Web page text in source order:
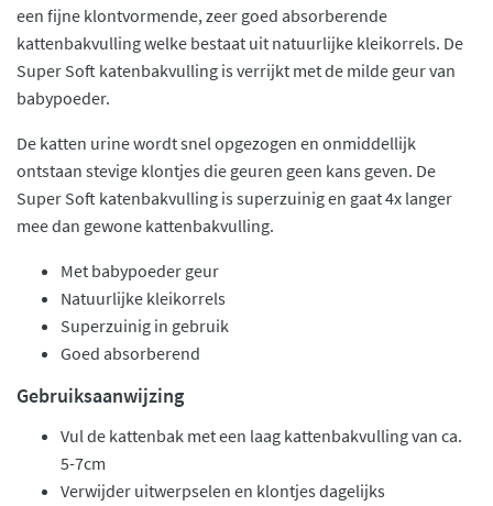
een fijne klontvormende, zeer goed absorberende
kattenbakvulling welke bestaat uit natuurlijke kleikorrels. De
Super Soft katenbakvulling is verrijkt met de milde geur van
babypoeder.
De katten urine wordt snel opgezogen en onmiddellijk
ontstaan stevige klontjes die geuren geen kans geven. De
Super Soft katenbakvulling is superzuinig en gaat 4x langer
mee dan gewone kattenbakvulling.
Met babypoeder geur
Natuurlijke kleikorrels
Superzuinig in gebruik
Goed absorberend
Gebruiksaanwijzing
Vul de kattenbak met een laag kattenbakvulling van ca.
5-7cm
Verwijder uitwerpselen en klontjes dagelijks